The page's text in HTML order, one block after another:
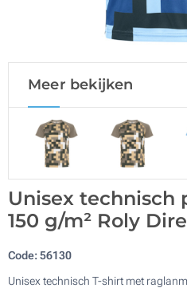
Meer bekijken
Unisex technisch
150 g/m² Roly
Code:56130
Unisex technisch T-shirt met